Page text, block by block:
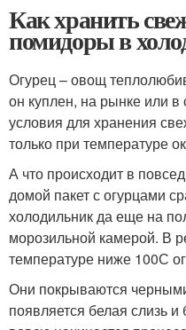
Как хранить
помидоры в
Огурец – овощ
он куплен, на рынке или
условия для хранения
только при температуре
А что происходит в
домой пакет с огурцами
холодильник да еще на
морозильной камерой. В
температуре ниже 100С
Они покрываются
появляется белая слизь